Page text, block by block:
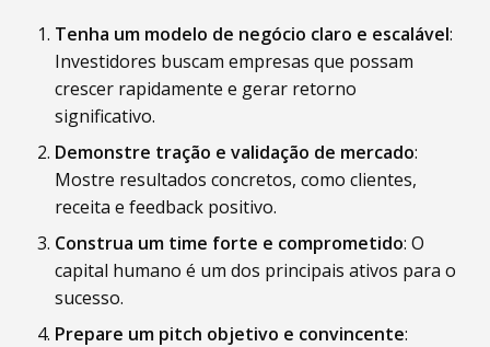
Tenha um modelo de negócio claro e escalável:
Investidores buscam empresas que possam
crescer rapidamente e gerar retorno
significativo.
Demonstre tração e validação de mercado:
Mostre resultados concretos, como clientes,
receita e feedback positivo.
Construa um time forte e comprometido: O
capital humano é um dos principais ativos para o
sucesso.
Prepare um pitch objetivo e convincente: